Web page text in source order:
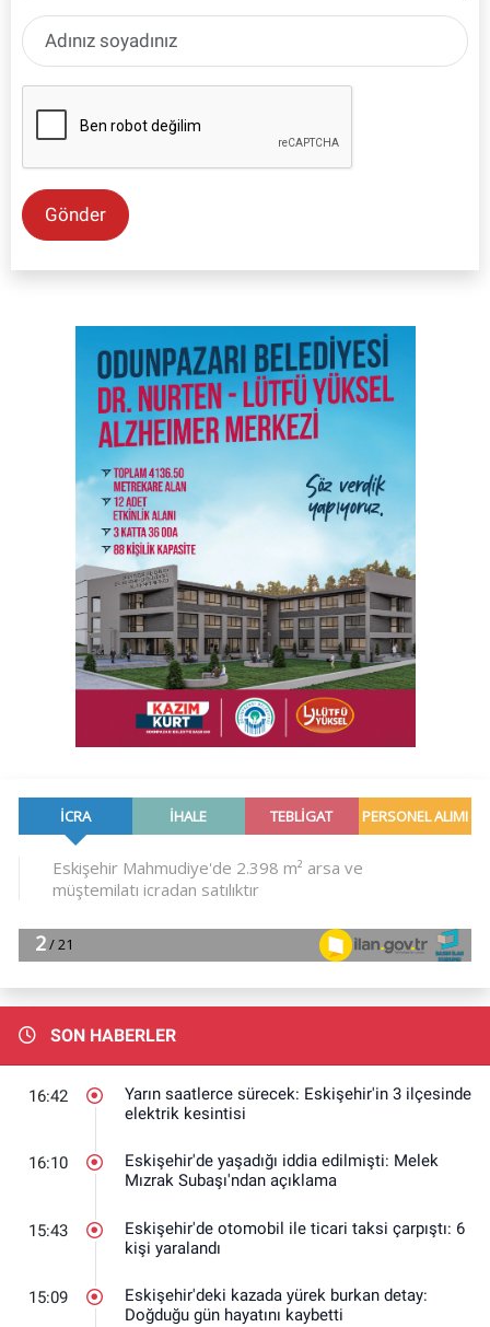
Gönder
SON HABERLER
16:42
Yarın saatlerce sürecek: Eskişehir'in 3 ilçesinde
elektrik kesintisi
16:10
Eskişehir'de yaşadığı iddia edilmişti: Melek
Mızrak Subaşı'ndan açıklama
15:43
Eskişehir'de otomobil ile ticari taksi çarpıştı: 6
kişi yaralandı
15:09
Eskişehir'deki kazada yürek burkan detay:
Doğduğu gün hayatını kaybetti